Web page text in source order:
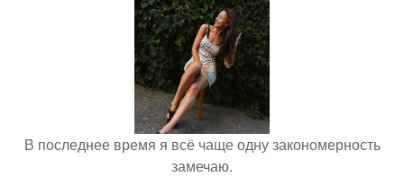
В последнее время я всё чаще одну закономерность
замечаю.